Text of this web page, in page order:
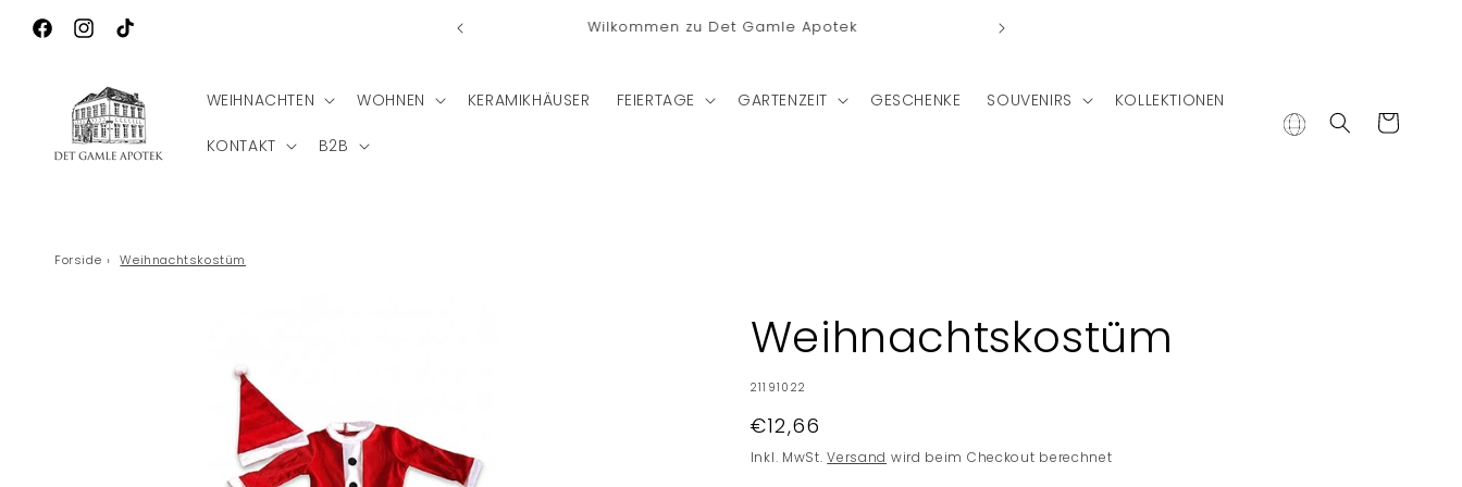
Direkt zum
InhaltFacebookInstagram
TikTok
Kostenlose Lieferung nach Deutschland bei einem Bestellwert
von €75
WEIHNACHTEN WOHNEN KERAMIKHÄUSER FEIERTAGE GARTENZEIT GESCHENKE SOUVENIRS KOLLEKTIONEN
KONTAKT B2B
Warenkorb
Forside › Weihnachtskostüm
Weihnachtskostüm
SKU:
21191022
Normaler
Preis
€12,66
Inkl. MwSt.Versand wird beim Checkout berechnet